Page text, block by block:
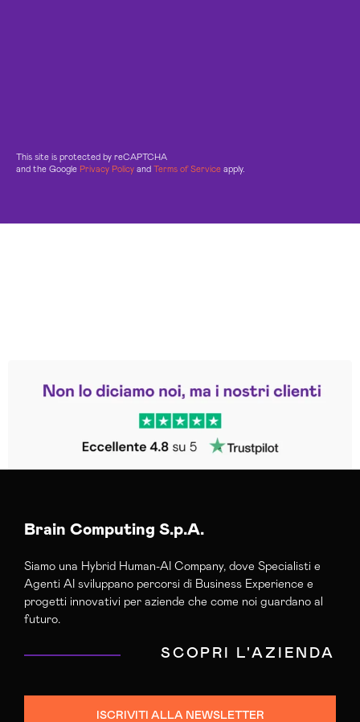
This site is protected by reCAPTCHA
and the Google Privacy Policy and Terms of Service apply.
Trustpilot
Brain Computing S.p.A.
Siamo una Hybrid Human-AI Company, dove Specialisti e
Agenti AI sviluppano percorsi di Business Experience e
progetti innovativi per aziende che come noi guardano al
futuro.
SCOPRI L'AZIENDA
ISCRIVITI ALLA NEWSLETTER